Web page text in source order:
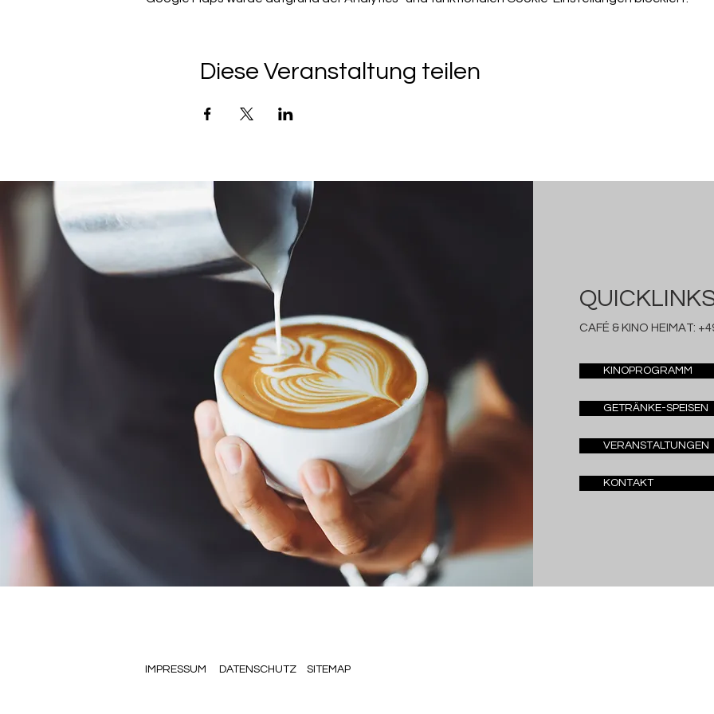
Diese Veranstaltung teilen
CAFÉ & KINO HEIMAT:
KINOPROGRAMM
GETRÄNKE-SPEISEN
VERANSTALTUNGEN
KONTAKT
IMPRESSUM DATENSCHUTZ SITEMAP